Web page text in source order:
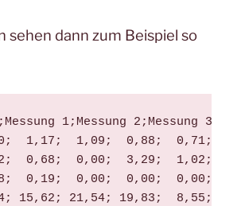
sehen dann zum Beispiel so
1;Messung 2;Messung
1,17;  1,09;  0,88;  0,71;
0,68;  0,00;  3,29;  1,02;
0,19;  0,00;  0,00;  0,00;
15,62; 21,54; 19,83;  8,55;